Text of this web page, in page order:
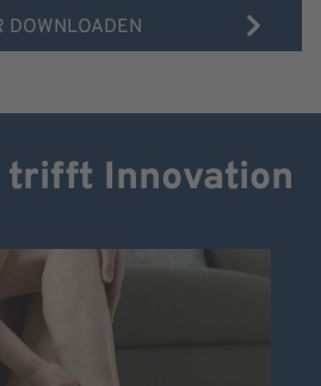
DOWNLOADEN
trifft Innovation